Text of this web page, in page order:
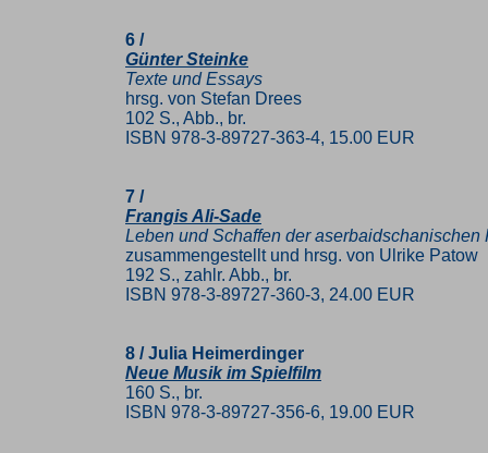
6 /
Günter Steinke
Texte und Essays
hrsg. von Stefan Drees
102 S., Abb., br.
ISBN 978-3-89727-363-4, 15.00 EUR
7 /
Frangis Ali-Sade
Leben und Schaffen der aserbaidschanischen
zusammengestellt und hrsg. von Ulrike Patow
192 S., zahlr. Abb., br.
ISBN 978-3-89727-360-3, 24.00 EUR
8 / Julia Heimerdinger
Neue Musik im Spielfilm
160 S., br.
ISBN 978-3-89727-356-6, 19.00 EUR